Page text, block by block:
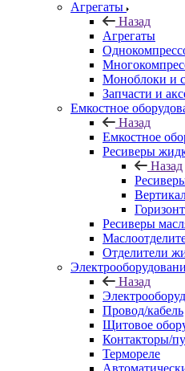
Агрегаты
Назад
Агрегаты
Моноблоки и
Запчасти и
Емкостное
Назад
Емкостное
Ресиверы
Назад
Ресиверы
Отделители
Назад
Провод/кабель
Щитовое
Контакторы/
Термореле